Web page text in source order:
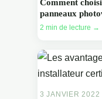
Comment
panneaux
2 min de lecture →
3 JANVIER 2022